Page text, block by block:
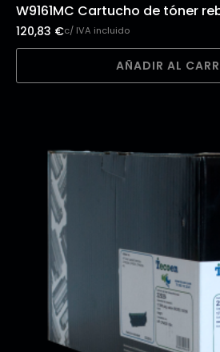
W9161MC Cartucho de tóner
120,83 €c/ IVA incluido
AÑADIR AL